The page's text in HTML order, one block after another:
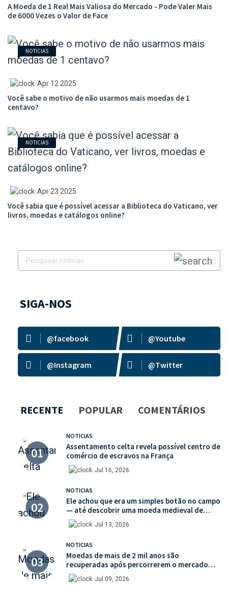
A Moeda de 1 Real Mais Valiosa do Mercado - Pode Valer Mais
de 6000 Vezes o Valor de Face
NOTICIAS
Apr 12 2025
Você sabe o motivo de não usarmos mais moedas de 1
centavo?
NOTICIAS
Apr 23 2025
Você sabia que é possível acessar a Biblioteca do Vaticano, ver
livros, moedas e catálogos online?
SIGA-NOS
@facebook @Youtube
@Instagram @Twitter
RECENTE POPULAR COMENTÁRIOS
NOTICIAS
Assentamento celta revela possível centro de
comércio de escravos na França
Jul 16, 2026
NOTICIAS
Ele achou que era um simples botão no campo
— até descobrir uma moeda medieval de
valor histórico incalculável
Jul 13, 2026
NOTICIAS
Moedas de mais de 2 mil anos são
recuperadas após percorrerem o mercado
ilegal de antiguidades
Jul 09, 2026